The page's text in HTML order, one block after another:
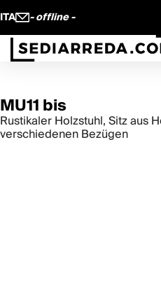
ITA - offline -
MU11 bis
Rustikaler Holzstuhl, Sitz aus
verschiedenen Bezügen